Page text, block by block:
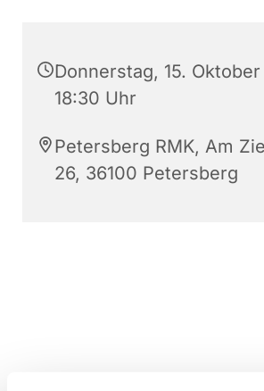
Donnerstag, 15.
18:30 Uhr
Petersberg RMK, Am
26, 36100 Petersberg